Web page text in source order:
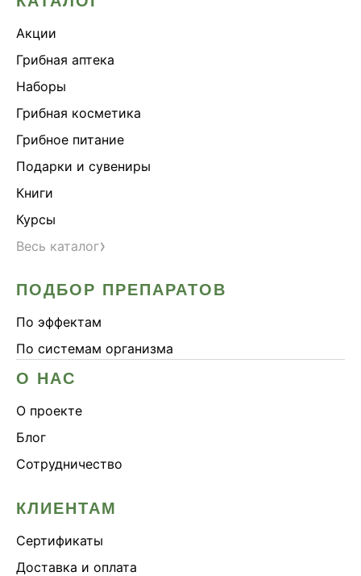
Акции
Грибная аптека
Наборы
Грибная косметика
Грибное питание
Подарки и сувениры
Книги
Курсы
Весь каталог›
ПОДБОР ПРЕПАРАТОВ
По эффектам
По системам организма
О НАС
О проекте
Блог
Сотрудничество
КЛИЕНТАМ
Сертификаты
Доставка и оплата